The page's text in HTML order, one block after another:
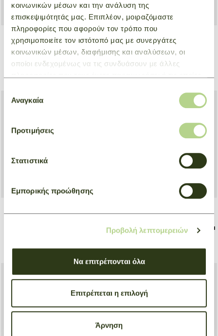
κοινωνικών μέσων και την ανάλυση της
επισκεψιμότητάς μας. Επιπλέον, μοιραζόμαστε
πληροφορίες που αφορούν τον τρόπο που
χρησιμοποιείτε τον ιστότοπό μας με συνεργάτες
κοινωνικών μέσων, διαφήμισης και αναλύσεων, οι
οποίοι ενδεχομένως να τις συνδυάσουν με άλλες
των υπηρεσιών τους.
συγκατάθεσης
Αναγκαία
Προτιμήσεις
Στατιστικά
Εμπορικής προώθησης
Προβολή λεπτομερειών
Να επιτρέπονται όλα
Επιτρέπεται η επιλογή
Άρνηση
+ 3
Card holder Le Pliage Xtra
Κίτρινο
€ 115,00
Coin Purse Le Pliage Xtra
Κίτρινο
€ 135,00
+ 3
Bucket bag XS Le Pliage Xtra
€ 430,00
+ 3
Bucket bag XS Le Pliage Xtra
€ 430,00